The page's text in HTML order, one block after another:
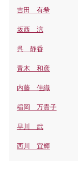
吉田 有希
坂西 涼
呉 静香
青木 和彦
内藤 佳織
稲岡 万貴子
早川 武
西川 宜輝